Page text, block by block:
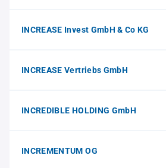
INCREASE Invest GmbH & Co KG
INCREASE Vertriebs GmbH
INCREDIBLE HOLDING GmbH
INCREMENTUM OG